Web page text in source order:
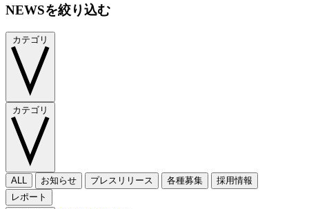
NEWSを絞り込む
カテゴリ
カテゴリ
ALL お知らせ プレスリリース 各種募集
採用情報
レポート